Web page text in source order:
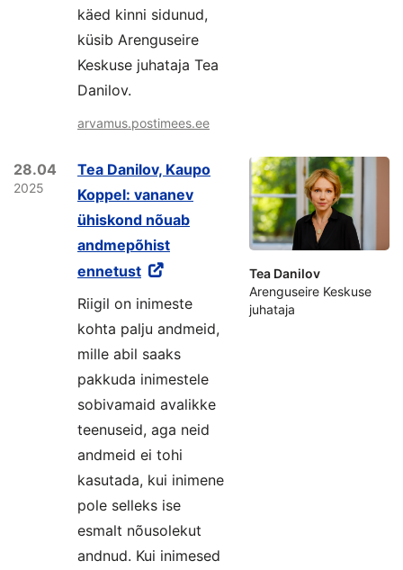
käed kinni sidunud,
küsib Arenguseire
Keskuse juhataja Tea
Danilov.
arvamus.postimees.ee
28.04
2025
Tea Danilov, Kaupo
Koppel: vananev
ühiskond nõuab
andmepõhist
ennetust
Riigil on inimeste
kohta palju andmeid,
mille abil saaks
pakkuda inimestele
sobivamaid avalikke
teenuseid, aga neid
andmeid ei tohi
kasutada, kui inimene
pole selleks ise
esmalt nõusolekut
andnud. Kui inimesed
Tea Danilov
Arenguseire Keskuse
juhataja